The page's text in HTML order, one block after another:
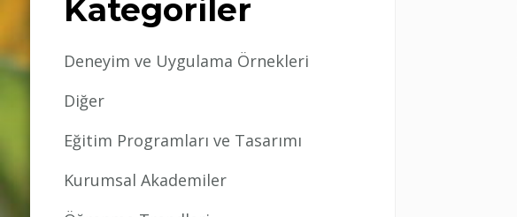
Kategoriler
Deneyim ve Uygulama Örnekleri
Diğer
Eğitim Programları ve Tasarımı
Kurumsal Akademiler